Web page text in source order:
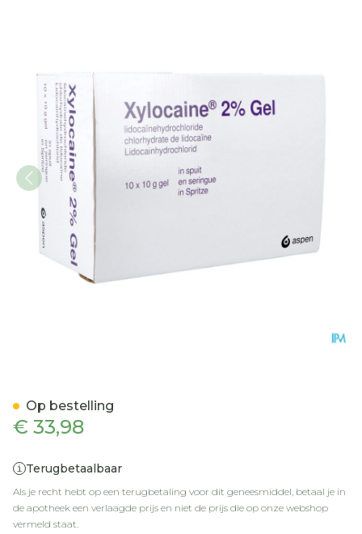
€ 33,98
Terugbetaalbaar
Als je recht hebt op een terugbetaling voor dit geneesmiddel, betaal je in
de apotheek een verlaagde prijs en niet de prijs die op onze webshop
vermeld staat.
Op bestelling